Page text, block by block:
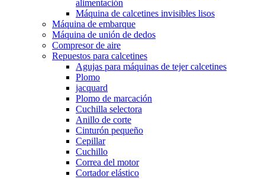
alimentación
Máquina de calcetines invisibles lisos
Máquina de embarque
Máquina de unión de dedos
Compresor de aire
Repuestos para calcetines
Agujas para máquinas de tejer calcetines
Plomo
jacquard
Plomo de marcación
Cuchilla selectora
Anillo de corte
Cinturón pequeño
Cepillar
Cuchillo
Correa del motor
Cortador elástico